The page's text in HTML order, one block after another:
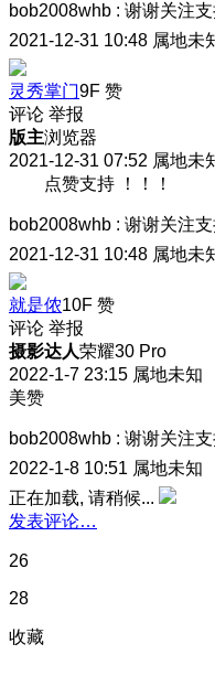
bob2008whb : 谢谢关注
2021-12-31 10:48 属地未
灵秀掌门9F 赞
评论 举报
版主浏览器
2021-12-31 07:52 属地未
点赞支持 ！！！
bob2008whb : 谢谢关注
2021-12-31 10:48 属地未
就是侬10F 赞
评论 举报
摄影达人荣耀30 Pro
2022-1-7 23:15 属地未知
美赞
bob2008whb : 谢谢关注
2022-1-8 10:51 属地未知
正在加载, 请稍候...
发表评论…
26
28
收藏